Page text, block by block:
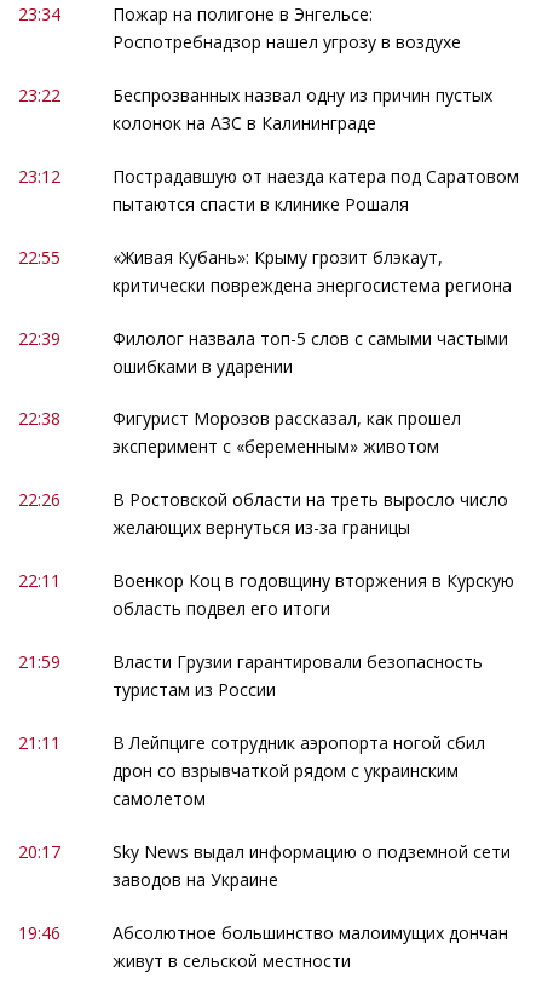
23:34
Пожар на полигоне в Энгельсе:
Роспотребнадзор нашел угрозу в воздухе
23:22
Беспрозванных назвал одну из причин пустых
колонок на АЗС в Калининграде
23:12
Пострадавшую от наезда катера под Саратовом
пытаются спасти в клинике Рошаля
22:55
«Живая Кубань»: Крыму грозит блэкаут,
критически повреждена энергосистема региона
22:39
Филолог назвала топ-5 слов с самыми частыми
ошибками в ударении
22:38
Фигурист Морозов рассказал, как прошел
эксперимент с «беременным» животом
22:26
В Ростовской области на треть выросло число
желающих вернуться из-за границы
22:11
Военкор Коц в годовщину вторжения в Курскую
область подвел его итоги
21:59
Власти Грузии гарантировали безопасность
туристам из России
21:11
В Лейпциге сотрудник аэропорта ногой сбил
дрон со взрывчаткой рядом с украинским
самолетом
20:17
Sky News выдал информацию о подземной сети
заводов на Украине
19:46
Абсолютное большинство малоимущих дончан
живут в сельской местности